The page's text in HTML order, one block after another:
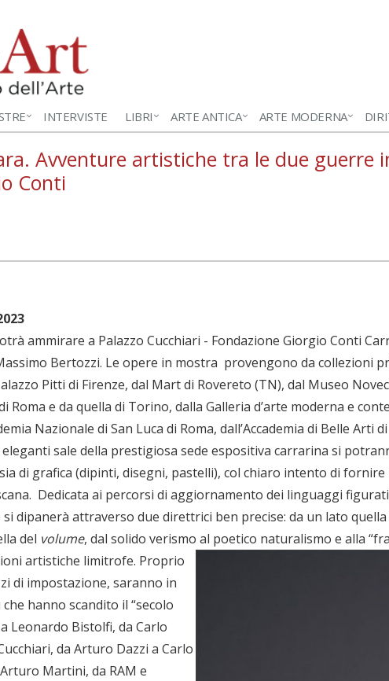
INTERVISTE LIBRI ARTE ANTICA ARTE MODERNA
Avventure artistiche tra le due guerre
Conti
ammirare a Palazzo Cucchiari - Fondazione Giorgio Conti
Bertozzi. Le opere in mostra provengono da collezioni
Pitti di Firenze, dal Mart di Rovereto (TN), dal Museo
Roma e da quella di Torino, dalla Galleria d’arte moderna e
Nazionale di San Luca di Roma, dall’Accademia di Belle
eleganti sale della prestigiosa sede espositiva carrarina si
di grafica (dipinti, disegni, pastelli), col chiaro intento di
Dedicata ai percorsi di aggiornamento dei linguaggi
si dipanerà attraverso due direttrici ben precise: da un lato quella
del volume, dal solido verismo al poetico naturalismo e alla
artistiche limitrofe. Proprio
di impostazione, saranno in
hanno scandito il “secolo
Leonardo Bistolfi, da Carlo
da Arturo Dazzi a Carlo
Martini, da RAM e